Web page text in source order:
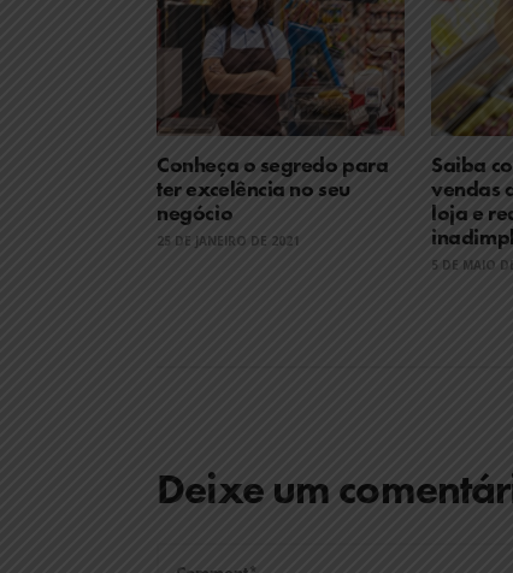
Conheça o segredo para
ter excelência no seu
negócio
25 DE JANEIRO DE 2021
Saiba
vendas
loja e
5 DE MAIO
Deixe um